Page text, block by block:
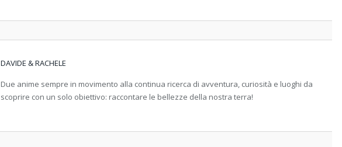
DAVIDE & RACHELE
Due anime sempre in movimento alla continua ricerca di avventura, curiosità e luoghi da
scoprire con un solo obiettivo: raccontare le bellezze della nostra terra!